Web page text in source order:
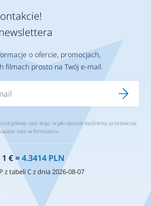
o ofercie, promocjach,
filmach prosto na Twój e-mail.
opis tego, w jaki sposób będziemy przetwarzać
nam w formularzu.
1 € =4.3414 PLN
z tabeli C z dnia 2026-08-07